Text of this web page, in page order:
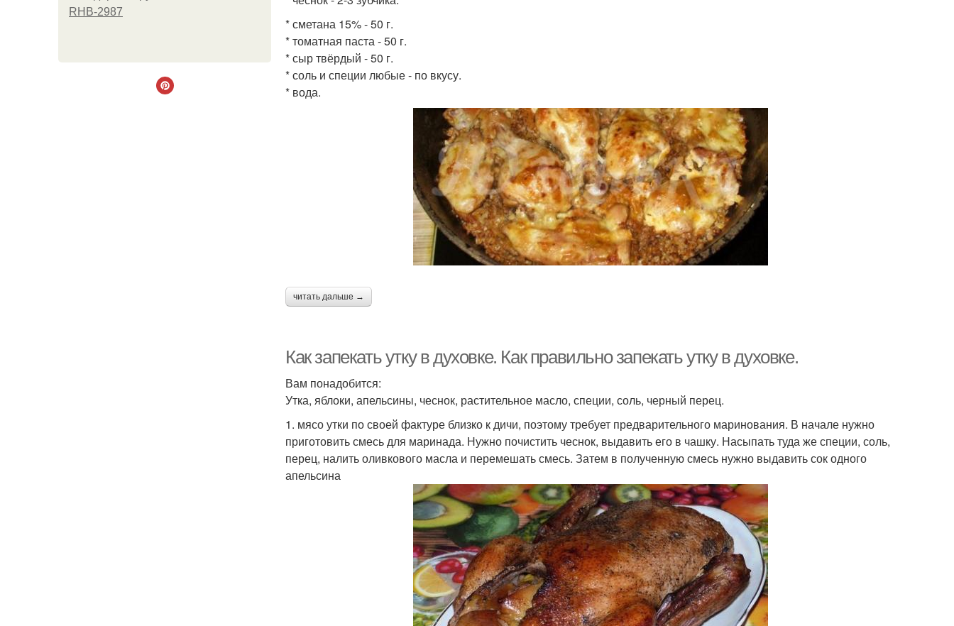
RHB-2987
* сметана 15% - 50 г.
* томатная паста - 50 г.
* сыр твёрдый - 50 г.
* соль и специи любые - по вкусу.
* вода.
читать дальше →
Как запекать утку в духовке. Как правильно запекать утку в духовке.
Вам понадобится:
Утка, яблоки, апельсины, чеснок, растительное масло, специи, соль, черный перец.
1. мясо утки по своей фактуре близко к дичи, поэтому требует предварительного маринования. В начале нужно
приготовить смесь для маринада. Нужно почистить чеснок, выдавить его в чашку. Насыпать туда же специи, соль,
перец, налить оливкового масла и перемешать смесь. Затем в полученную смесь нужно выдавить сок одного
апельсина